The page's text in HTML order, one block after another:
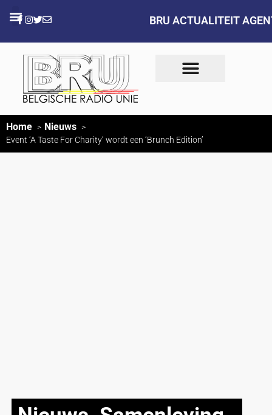
BRU ACTUALITEIT
Home Nieuws
Event ‘A Taste For Charity’ wordt een ‘Brunch Edition’